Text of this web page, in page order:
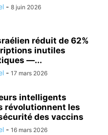
- 8 juin 2026
réduit de 62%
inutiles
—...
- 17 mars 2026
intelligents
révolutionnent les
des vaccins
- 16 mars 2026